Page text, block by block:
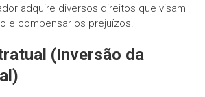
adquire diversos direitos que visam
e compensar os prejuízos.
(Inversão da